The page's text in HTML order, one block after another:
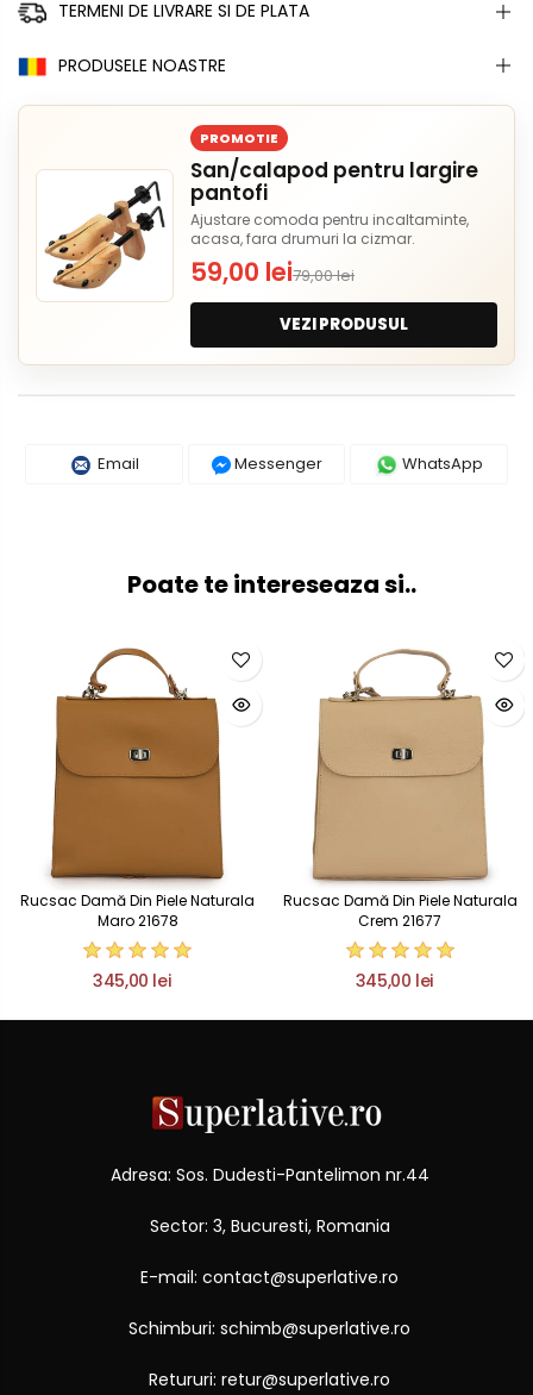
TERMENI DE LIVRARE SI DE PLATA
PRODUSELE NOASTRE
PROMOTIE
San/calapod pentru largire
pantofi
Ajustare comoda pentru incaltaminte,
acasa, fara drumuri la cizmar.
59,00 lei79,00 lei
VEZI PRODUSUL
Email Messenger WhatsApp
Poate te intereseaza si..
Rucsac Damă Din Piele Naturala
Maro 21678
345,00 lei
Rucsac Damă Din Piele Naturala
Crem 21677
345,00 lei
Adresa: Sos. Dudesti-Pantelimon nr.44
Sector: 3, Bucuresti, Romania
E-mail: contact@superlative.ro
Schimburi: schimb@superlative.ro
Retururi: retur@superlative.ro